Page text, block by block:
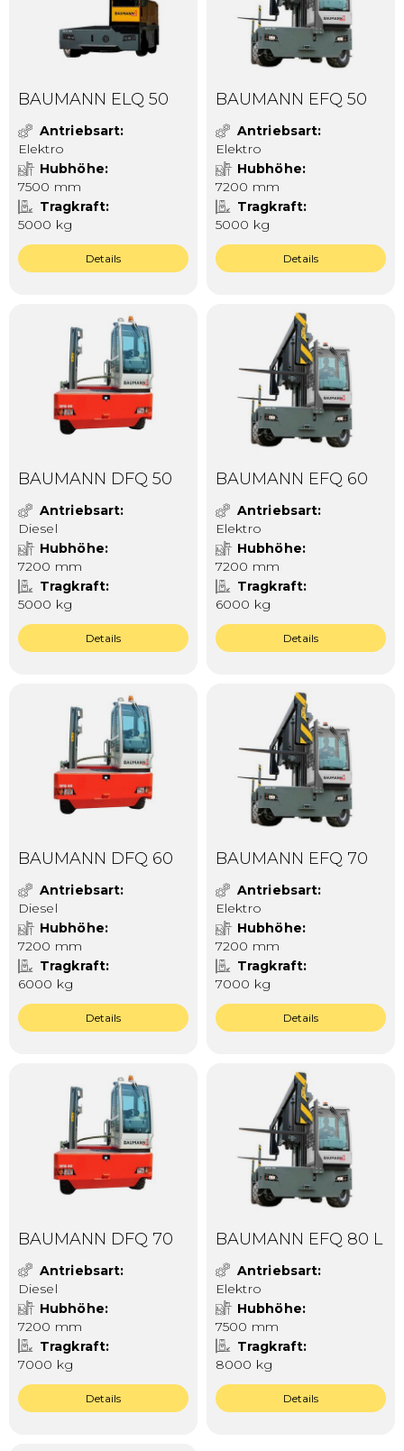
BAUMANN ELQ 50
Antriebsart
Elektro
Hubhöhe
7500 mm
Tragkraft
5000 kg
Details
BAUMANN EFQ 50
Antriebsart
Elektro
Hubhöhe
7200 mm
Tragkraft
5000 kg
Details
BAUMANN DFQ 50
Antriebsart
Diesel
Hubhöhe
7200 mm
Tragkraft
5000 kg
Details
BAUMANN EFQ 60
Antriebsart
Elektro
Hubhöhe
7200 mm
Tragkraft
6000 kg
Details
BAUMANN DFQ 60
Antriebsart
Diesel
Hubhöhe
7200 mm
Tragkraft
6000 kg
Details
BAUMANN EFQ 70
Antriebsart
Elektro
Hubhöhe
7200 mm
Tragkraft
7000 kg
Details
BAUMANN DFQ 70
Antriebsart
Diesel
Hubhöhe
7200 mm
Tragkraft
7000 kg
Details
BAUMANN EFQ 80 L
Antriebsart
Elektro
Hubhöhe
7500 mm
Tragkraft
8000 kg
Details